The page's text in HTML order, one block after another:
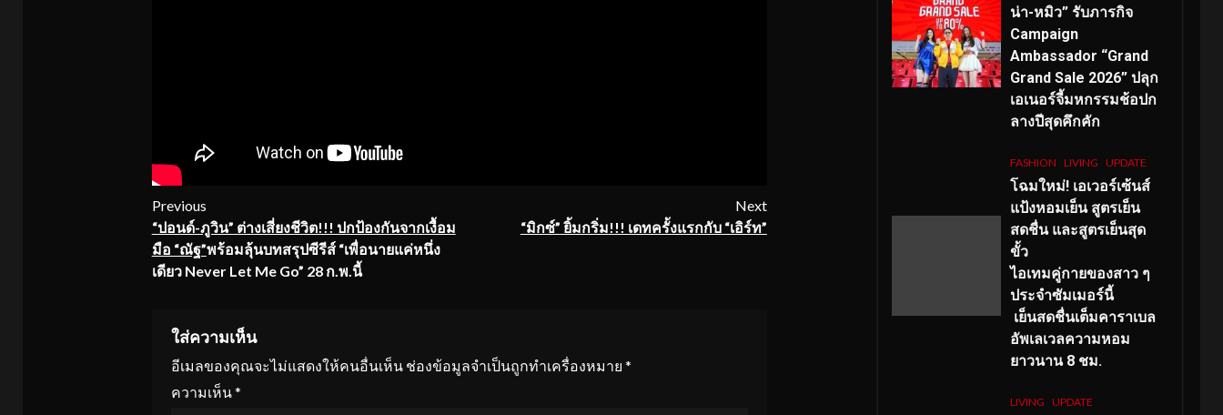
Continue
Reading
Previous
“ปอนด์-ภูวิน” ต่างเสี่ยงชีวิต!!! ปกป้องกันจากเงื้อม
มือ “ณัฐ”พร้อมลุ้นบทสรุปซีรีส์ “เพื่อนายแค่หนึ่ง
เดียว Never Let Me Go” 28 ก.พ.นี้
Next
“มิกซ์” ยิ้มกริ่ม!!! เดทครั้งแรกกับ “เอิร์ท”
ใส่ความเห็น
อีเมลของคุณจะไม่แสดงให้คนอื่นเห็น ช่องข้อมูลจำเป็นถูกทำเครื่องหมาย *
ความเห็น*
น่า-หมิว” รับภารกิจ
Campaign
Ambassador “Grand
Grand Sale 2026” ปลุก
เอเนอร์จี้มหกรรมช้อปก
ลางปีสุดคึกคัก
FASHION LIVING UPDATE
โฉมใหม่! เอเวอร์เซ้นส์
แป้งหอมเย็น สูตรเย็น
สดชื่น และสูตรเย็นสุด
ขั้ว
ไอเทมคู่กายของสาว ๆ
ประจำซัมเมอร์นี้
เย็นสดชื่นเต็มคาราเบล
อัพเลเวลความหอม
ยาวนาน 8 ชม.
LIVING UPDATE